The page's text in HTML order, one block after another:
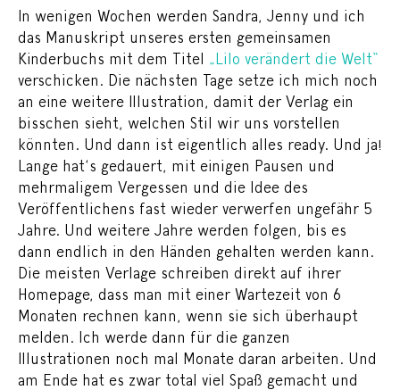
In wenigen Wochen werden Sandra, Jenny und ich
das Manuskript unseres ersten gemeinsamen
Kinderbuchs mit dem Titel „Lilo verändert die Welt“
verschicken. Die nächsten Tage setze ich mich noch
an eine weitere Illustration, damit der Verlag ein
bisschen sieht, welchen Stil wir uns vorstellen
könnten. Und dann ist eigentlich alles ready. Und ja!
Lange hat's gedauert, mit einigen Pausen und
mehrmaligem Vergessen und die Idee des
Veröffentlichens fast wieder verwerfen ungefähr 5
Jahre. Und weitere Jahre werden folgen, bis es
dann endlich in den Händen gehalten werden kann.
Die meisten Verlage schreiben direkt auf ihrer
Homepage, dass man mit einer Wartezeit von 6
Monaten rechnen kann, wenn sie sich überhaupt
melden. Ich werde dann für die ganzen
Illustrationen noch mal Monate daran arbeiten. Und
am Ende hat es zwar total viel Spaß gemacht und